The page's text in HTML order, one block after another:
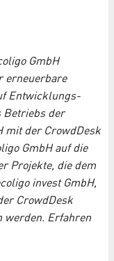
GmbH
erneuerbare
Entwicklungs-
Betriebs der
mit der CrowdDesk
GmbH auf die
Projekte, die dem
invest GmbH,
CrowdDesk
werden. Erfahren